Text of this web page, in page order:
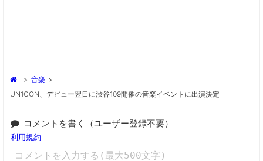
> 音楽 >
UN1CON、デビュー翌日に渋谷109開催の音楽イベントに出演決定
コメントを書く（ユーザー登録不要）